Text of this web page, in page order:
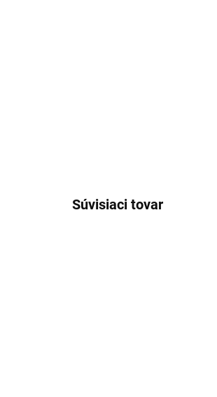
Súvisiaci tovar